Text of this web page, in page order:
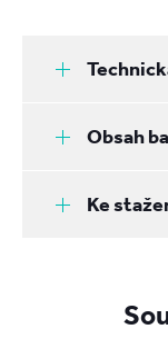
Obsah
Ke